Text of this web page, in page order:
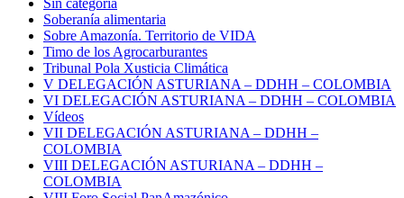
Sin categoría
Soberanía alimentaria
Sobre Amazonía. Territorio de VIDA
Timo de los Agrocarburantes
Tribunal Pola Xusticia Climática
V DELEGACIÓN ASTURIANA – DDHH – COLOMBIA
VI DELEGACIÓN ASTURIANA – DDHH – COLOMBIA
Vídeos
VII DELEGACIÓN ASTURIANA – DDHH –
COLOMBIA
VIII DELEGACIÓN ASTURIANA – DDHH –
COLOMBIA